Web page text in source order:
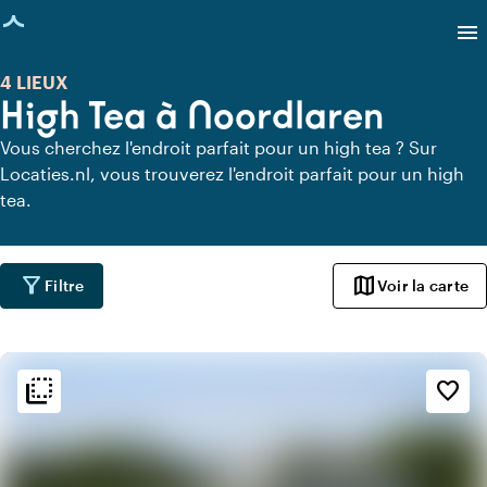
chargée
menu
High Tea à Noordlaren
4 LIEUX
Vous cherchez l'endroit parfait pour un high tea ? Sur
Locaties.nl, vous trouverez l'endroit parfait pour un high
tea.
filter_alt Filtre mapVoir la carte
flip_to_back favorite_border
flip_to_back Ambiance
info
Botanique